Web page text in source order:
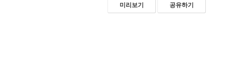
미리보기 공유하기